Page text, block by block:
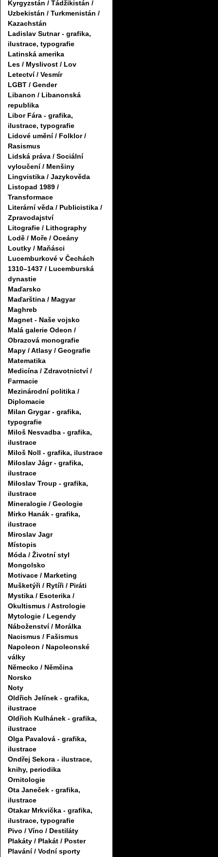
Kyrgyzstán / Tádžikistán /
Uzbekistán / Turkmenistán /
Kazachstán
Ladislav Sutnar - grafika,
ilustrace, typografie
Latinská amerika
Les / Myslivost / Lov
Letectví / Vesmír
LGBT / Gender
Libanon / Libanonská
republika
Libor Fára - grafika,
ilustrace, typografie
Lidové umění / Folklor /
Rasismus
Lidská práva / Sociální
vyloučení / Menšiny
Lingvistika / Jazykověda
Listopad 1989 /
Transformace
Literární věda / Publicistika /
Zpravodajství
Litografie / Lithography
Lodě / Moře / Oceány
Loutky / Maňásci
Lucemburkové v Čechách
1310–1437 / Lucemburská
dynastie
Maďarsko
Maďarština / Magyar
Maghreb
Magnet - Naše vojsko
Malá galerie Odeon /
Obrazová monografie
Mapy / Atlasy / Geografie
Matematika
Medicína / Zdravotnictví /
Farmacie
Mezinárodní politika /
Diplomacie
Milan Grygar - grafika,
typografie
Miloš Nesvadba - grafika,
ilustrace
Miloš Noll - grafika, ilustrace
Miloslav Jágr - grafika,
ilustrace
Miloslav Troup - grafika,
ilustrace
Mineralogie / Geologie
Mirko Hanák - grafika,
ilustrace
Miroslav Jagr
Místopis
Móda / Životní styl
Mongolsko
Motivace / Marketing
Mušketýři / Rytíři / Piráti
Mystika / Esoterika /
Okultismus / Astrologie
Mytologie / Legendy
Náboženství / Morálka
Nacismus / Fašismus
Napoleon / Napoleonské
války
Německo / Němčina
Norsko
Noty
Oldřich Jelínek - grafika,
ilustrace
Oldřich Kulhánek - grafika,
ilustrace
Olga Pavalová - grafika,
ilustrace
Ondřej Sekora - ilustrace,
knihy, periodika
Ornitologie
Ota Janeček - grafika,
ilustrace
Otakar Mrkvička - grafika,
ilustrace, typografie
Pivo / Víno / Destiláty
Plakáty / Plakát / Poster
Plavání / Vodní sporty